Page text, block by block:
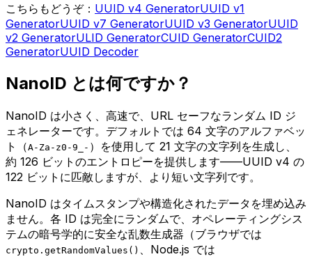
こちらもどうぞ： UUID v4 GeneratorUUID v1
GeneratorUUID v7 GeneratorUUID v3 GeneratorUUID
v2 GeneratorULID GeneratorCUID GeneratorCUID2
GeneratorUUID Decoder
NanoID とは何ですか？
NanoID は小さく、高速で、URL セーフなランダム ID ジ
ェネレーターです。デフォルトでは 64 文字のアルファベッ
ト（A-Za-z0-9_- ）を使用して 21 文字の文字列を生成し、
約 126 ビットのエントロピーを提供します——UUID v4 の
122 ビットに匹敵しますが、より短い文字列です。
NanoID はタイムスタンプや構造化されたデータを埋め込み
ません。各 ID は完全にランダムで、オペレーティングシス
テムの暗号学的に安全な乱数生成器（ブラウザでは
crypto.getRandomValues() 、Node.js では